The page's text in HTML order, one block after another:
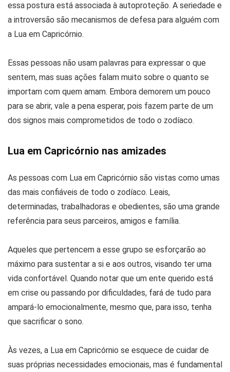
essa postura está associada à autoproteção. A seriedade e
a introversão são mecanismos de defesa para alguém com
a Lua em Capricórnio.
Essas pessoas não usam palavras para expressar o que
sentem, mas suas ações falam muito sobre o quanto se
importam com quem amam. Embora demorem um pouco
para se abrir, vale a pena esperar, pois fazem parte de um
dos signos mais comprometidos de todo o zodíaco.
Lua em Capricórnio nas amizades
As pessoas com Lua em Capricórnio são vistas como umas
das mais confiáveis de todo o zodíaco. Leais,
determinadas, trabalhadoras e obedientes, são uma grande
referência para seus parceiros, amigos e família.
Aqueles que pertencem a esse grupo se esforçarão ao
máximo para sustentar a si e aos outros, visando ter uma
vida confortável. Quando notar que um ente querido está
em crise ou passando por dificuldades, fará de tudo para
ampará-lo emocionalmente, mesmo que, para isso, tenha
que sacrificar o sono.
Às vezes, a Lua em Capricórnio se esquece de cuidar de
suas próprias necessidades emocionais, mas é fundamental